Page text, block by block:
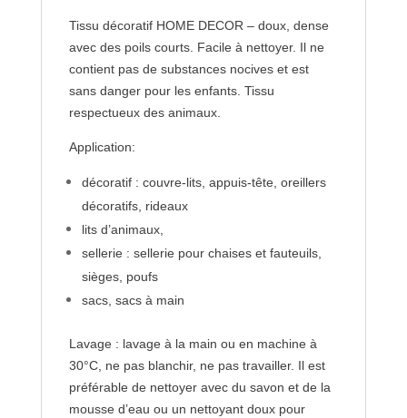
Tissu décoratif HOME DECOR – doux, dense
avec des poils courts. Facile à nettoyer. Il ne
contient pas de substances nocives et est
sans danger pour les enfants. Tissu
respectueux des animaux.
Application:
décoratif : couvre-lits, appuis-tête, oreillers
décoratifs, rideaux
lits d’animaux,
sellerie : sellerie pour chaises et fauteuils,
sièges, poufs
sacs, sacs à main
Lavage : lavage à la main ou en machine à
30°C, ne pas blanchir, ne pas travailler. Il est
préférable de nettoyer avec du savon et de la
mousse d’eau ou un nettoyant doux pour